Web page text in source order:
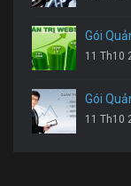
Gói
11 Th10
Gói
11 Th10